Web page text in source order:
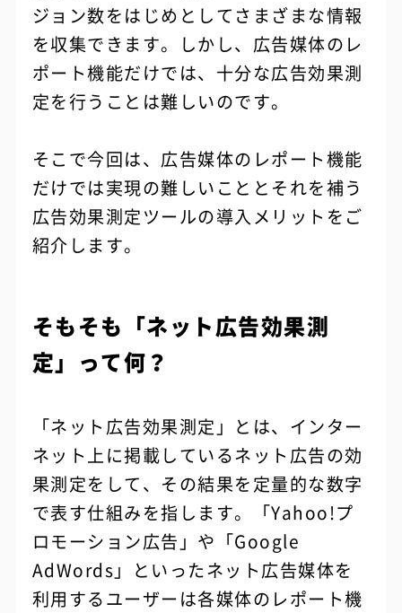
ジョン数をはじめとしてさまざまな情報
を収集できます。しかし、広告媒体のレ
ポート機能だけでは、十分な広告効果測
定を行うことは難しいのです。
そこで今回は、広告媒体のレポート機能
だけでは実現の難しいこととそれを補う
広告効果測定ツールの導入メリットをご
紹介します。
そもそも「ネット広告効果測
定」って何？
「ネット広告効果測定」とは、インター
ネット上に掲載しているネット広告の効
果測定をして、その結果を定量的な数字
で表す仕組みを指します。「Yahoo!プ
ロモーション広告」や「Google
AdWords」といったネット広告媒体を
利用するユーザーは各媒体のレポート機